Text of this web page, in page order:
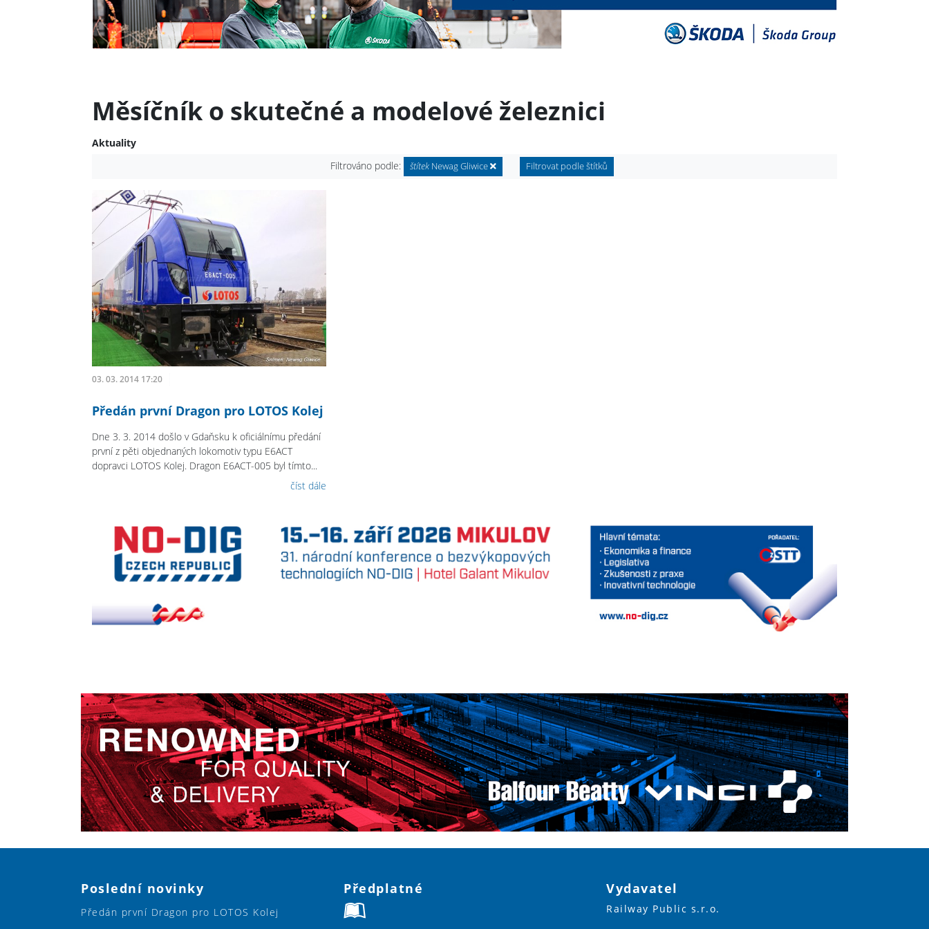
Měsíčník o skutečné a modelové železnici
Aktuality
Filtrováno podle:
štítekNewag Gliwice Filtrovat podle štítků
03. 03. 2014 17:20
Předán první Dragon pro LOTOS Kolej
Dne 3. 3. 2014 došlo v Gdaňsku k oficiálnímu předání
první z pěti objednaných lokomotiv typu E6ACT
dopravci LOTOS Kolej. Dragon E6ACT-005 byl tímto...
číst dále
Poslední novinky
Předán první Dragon pro LOTOS Kolej
Předplatné Vydavatel
Railway Public s.r.o.